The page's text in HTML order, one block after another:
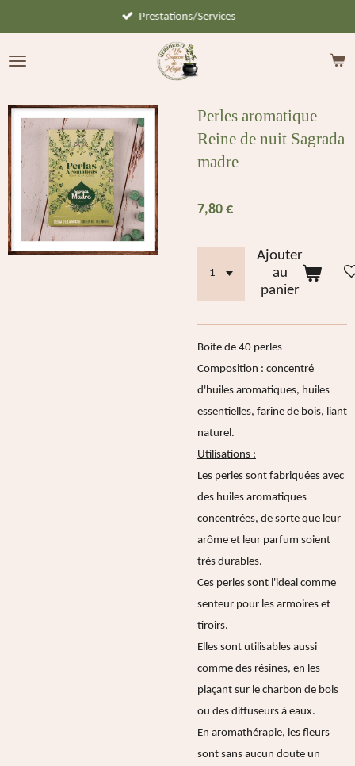
contenu
Prestations/Services
Perles aromatique
Reine de nuit Sagrada
madre
7,80 €
Ajouter
au
panier
Boite de 40 perles
Composition : concentré
d'huiles aromatiques, huiles
essentielles, farine de bois, liant
naturel.
Utilisations :
Les perles sont fabriquées avec
des huiles aromatiques
concentrées, de sorte que leur
arôme et leur parfum soient
très durables.
Ces perles sont l'ideal comme
senteur pour les armoires et
tiroirs.
Elles sont utilisables aussi
comme des résines, en les
plaçant sur le charbon de bois
ou des diffuseurs à eaux.
En aromathérapie, les fleurs
sont sans aucun doute un